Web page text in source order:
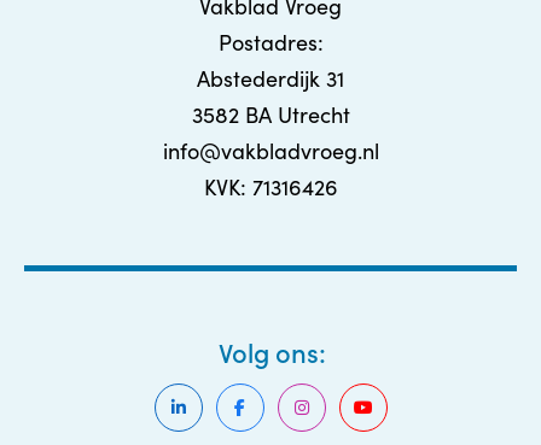
Vakblad Vroeg
Postadres:
Abstederdijk 31
3582 BA Utrecht
info@vakbladvroeg.nl
KVK: 71316426
Volg ons: